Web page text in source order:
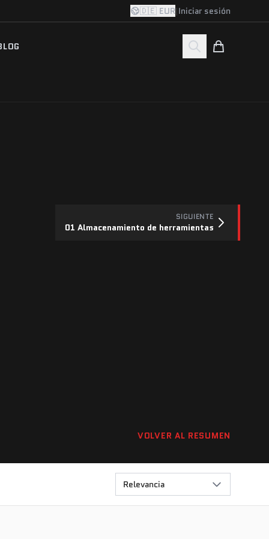
🇩🇪 EUR|Iniciar sesión
SIGUIENTE
01 Almacenamiento de herramientas
VOLVER AL RESUMEN
Relevancia